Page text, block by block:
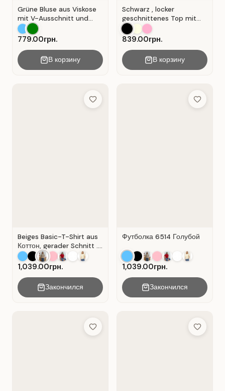
Grüne Bluse aus Viskose
mit V-Ausschnitt und
Wickeloptik. Grün.
779.00грн.
В корзину
Schwarz , locker
geschnittenes Top mit
durchbrochener
Spitzeneinlage.
839.00грн.
В корзину
Add to Wish List
Beiges Basic-T-Shirt aus
Коттон, gerader Schnitt .
Beige.
1,039.00грн.
Закончился
Add to
Футболка 6514 Голубой
1,039.00грн.
Закончился
Add to Wish List Add to